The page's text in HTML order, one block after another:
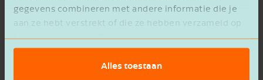
gegevens combineren met andere informatie die je
aan ze hebt verstrekt of die ze hebben verzameld op
basis van het gebruik van hun services.
Alles toestaan
dienstverlening. Uiteindelijk kunnen we
hiermee het vereiste verwerkingsregister
opstellen en bijhouden.
persoonsgegevens.